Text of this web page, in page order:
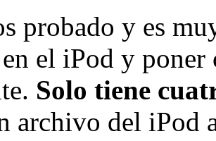
probado y es
el iPod y poner
Solo tiene
archivo del iPod